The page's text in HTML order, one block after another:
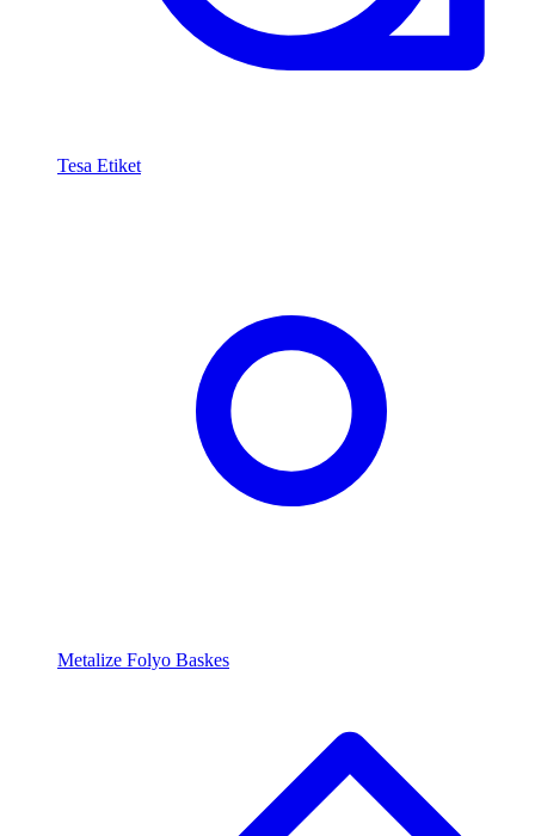
Tesa Etiket
Metalize Folyo Baskes